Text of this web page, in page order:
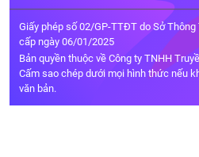
Giấy phép số 02/GP-TTĐT do Sở
cấp ngày 06/01/2025
Bản quyền thuộc về Công ty TNHH
Cấm sao chép dưới mọi hình thức nếu
văn bản.